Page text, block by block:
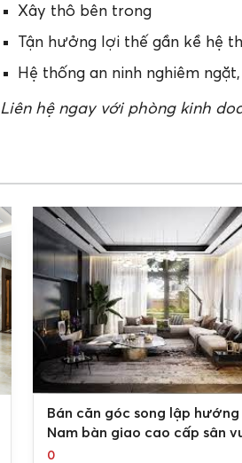
Xây thô bên trong
Tận hưởng lợi thế gần kề hệ
Hệ thống an ninh nghiêm
Liên hệ ngay với phòng kinh
Bán căn góc song lập hướng
Nam bàn giao cao cấp sân
thoáng Nam An Khánh, Hoài
0